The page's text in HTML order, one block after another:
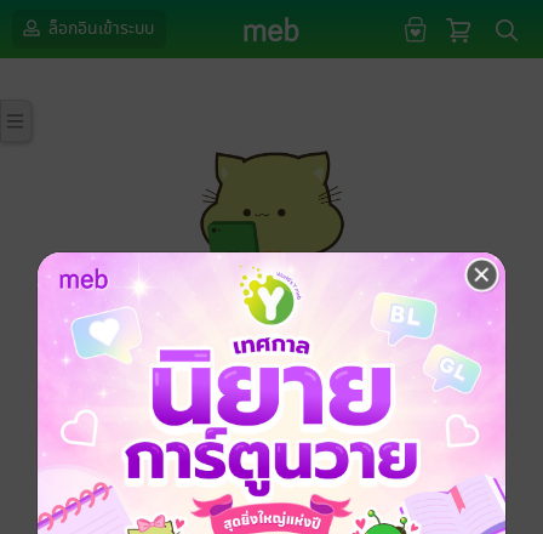
ล็อกอินเข้าระบบ
กรุณาเข้าสู่ระบบก่อนดำเนินรายการด้วยค่ะ
ล็อกอินเข้าระบบ